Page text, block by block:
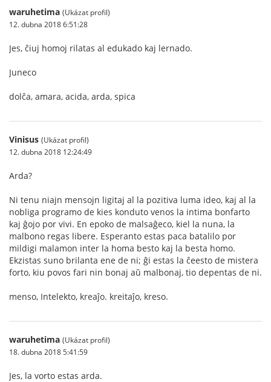
waruhetima (Ukázat profil)
12. dubna 2018 6:51:28
Jes, ĉiuj homoj rilatas al edukado kaj lernado.
Juneco
dolĉa, amara, acida, arda, spica
Vinisus (Ukázat profil)
12. dubna 2018 12:24:49
Arda?
Ni tenu niajn mensojn ligitaj al la pozitiva luma ideo, kaj al la
nobliga programo de kies konduto venos la intima bonfarto
kaj ĝojo por vivi. En epoko de malsaĝeco, kiel la nuna, la
malbono regas libere. Esperanto estas paca batalilo por
mildigi malamon inter la homa besto kaj la besta homo.
Ekzistas suno brilanta ene de ni; ĝi estas la ĉeesto de mistera
forto, kiu povos fari nin bonaj aŭ malbonaj, tio depentas de ni.
menso, Intelekto, kreaĵo. kreitaĵo, kreso.
waruhetima (Ukázat profil)
18. dubna 2018 5:41:59
Jes, la vorto estas arda.